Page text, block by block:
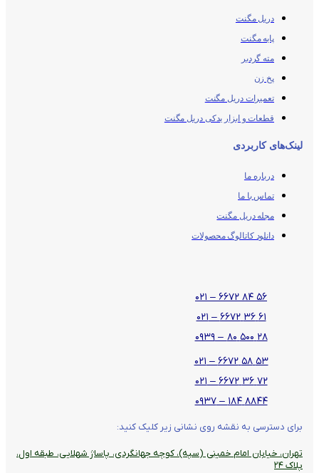
دریل مگنت
پایه مگنت
مته گردبر
پخ زن
تعمیرات دریل مگنت
قطعات و ابزار یدکی دریل مگنت
لینک‌های کاربردی
درباره ما
تماس با ما
مجله دریل مگنت
دانلود کاتالوگ محصولات
۵۶ ۸۴ ۶۶۷۲ – ۰۲۱
۶۱ ۳۶ ۶۶۷۲ – ۰۲۱
۲۸ ۵۰۰ ۸۰ – ۰۹۳۹
۵۳ ۵۸ ۶۶۷۲ – ۰۲۱
۷۲ ۳۶ ۶۶۷۲ – ۰۲۱
۸۸۴۴ ۱۸۴ – ۰۹۳۷
برای دسترسی به نقشه روی نشانی زیر کلیک کنید:
تهران، خیابان امام خمینی (سپه)، کوچه جهانگردی،‌ پاساژ شهلایی، طبقه اول،
پلاک ۲۴